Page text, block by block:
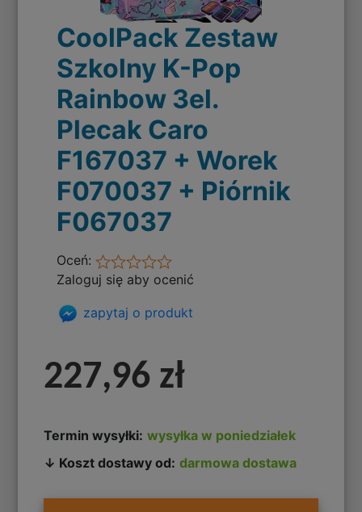
CoolPack Zestaw
Szkolny K-Pop
Rainbow 3el.
Plecak Caro
F167037 + Worek
F070037 + Piórnik
F067037
Oceń:
Zaloguj się aby ocenić
zapytaj o produkt
227,96 zł
Termin wysyłki: wysyłka w poniedziałek
↓ Koszt dostawy od: darmowa dostawa